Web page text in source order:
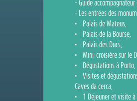
- Guide accompagnateur
- Les entrées des
• Palais de Mateus,
• Palais de la Bourse,
• Palais des Ducs,
• Mini-croisière sur le
• Dégustations à Porto,
• Visites et dégustations
Caves da cerca,
• 1 Déjeuner et visite à